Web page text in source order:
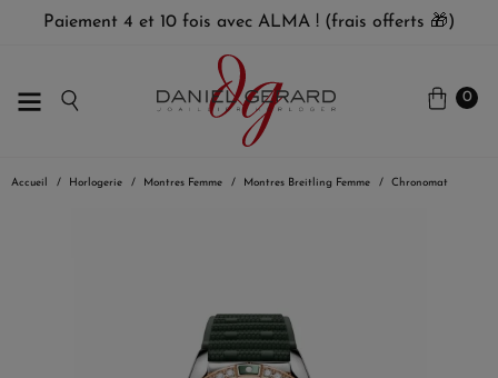
Paiement 4 et 10 fois avec ALMA ! (frais offerts 🎁)
0
Accueil Horlogerie Montres Femme Montres Breitling Femme Chronomat